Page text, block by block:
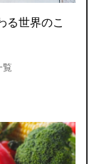
る世界のこ
覧